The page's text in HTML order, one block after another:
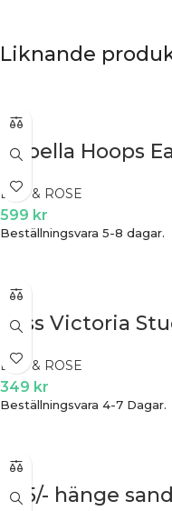
Liknande
Capella Hoops
LILY & ROSE
599 kr
Beställningsvara 5-8 dagar.
Miss Victoria
LILY & ROSE
349 kr
Beställningsvara 4-7 Dagar.
925/- hänge